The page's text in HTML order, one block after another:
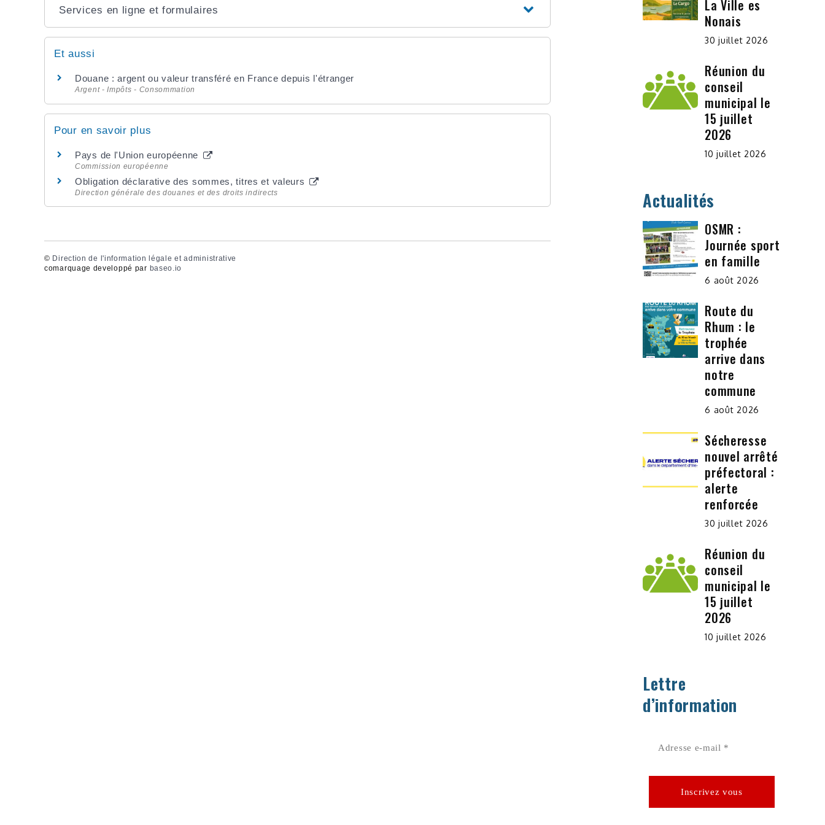
Services en ligne et formulaires
Et aussi
Douane : argent ou valeur transféré en France depuis l'étranger
Argent - Impôts - Consommation
Pour en savoir plus
Pays de l'Union européenne
Commission européenne
Obligation déclarative des sommes, titres et valeurs
Direction générale des douanes et des droits indirects
© Direction de l'information légale et administrative
comarquage developpé par baseo.io
La Ville es
Nonais
30 juillet 2026
Réunion du
conseil
municipal le
15 juillet
2026
10 juillet 2026
Actualités
OSMR :
Journée sport
en famille
6 août 2026
Route du
Rhum : le
trophée
arrive dans
notre
commune
6 août 2026
Sécheresse
nouvel arrêté
préfectoral :
alerte
renforcée
30 juillet 2026
Réunion du
conseil
municipal le
15 juillet
2026
10 juillet 2026
Lettre
d’information